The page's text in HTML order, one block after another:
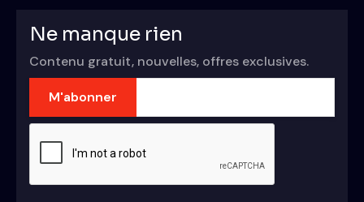
Ne manque rien
Contenu gratuit, nouvelles, offres exclusives.